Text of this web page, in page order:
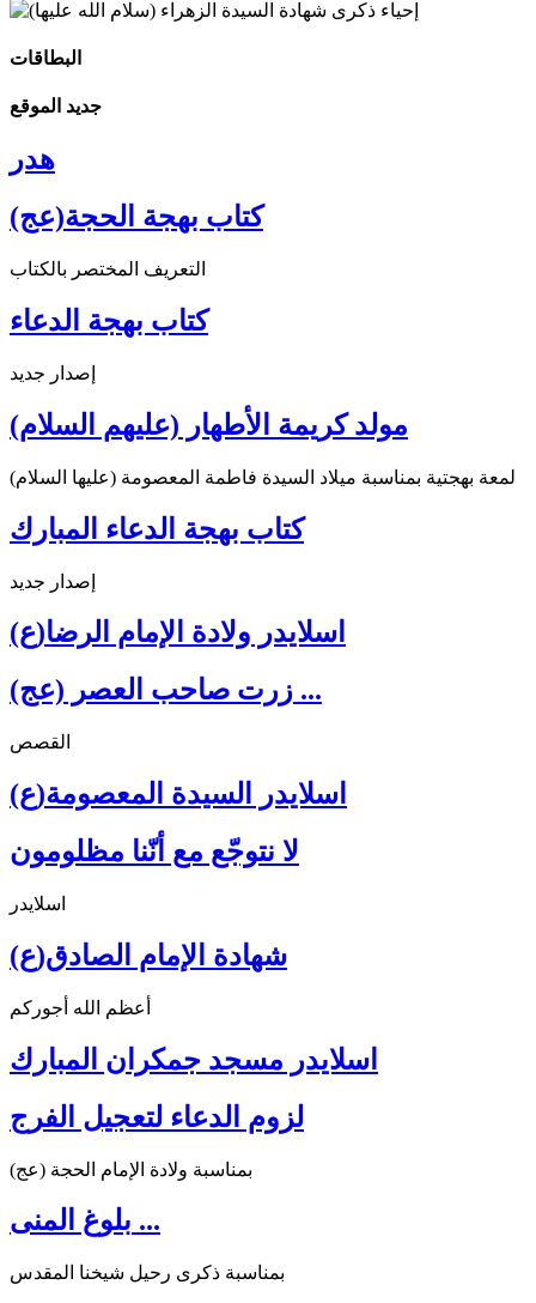
البطاقات
جديد الموقع
هدر
كتاب بهجة الحجة(عج)
التعريف المختصر بالكتاب
كتاب بهجة الدعاء
إصدار جديد
مولد كريمة الأطهار (عليهم السلام)
لمعة بهجتية بمناسبة ميلاد السيدة فاطمة المعصومة (عليها السلام)
كتاب بهجة الدعاء المبارك
إصدار جديد
اسلايدر ولادة الإمام الرضا(ع)
زرت صاحب العصر (عج) ...
القصص
اسلايدر السيدة المعصومة(ع)
لا نتوجّع مع أنّنا مظلومون
اسلايدر
شهادة الإمام الصادق(ع)
أعظم الله أجوركم
اسلايدر مسجد جمكران المبارك
لزوم الدعاء لتعجيل الفرج
بمناسبة ولادة الإمام الحجة (عج)
بلوغ المنى ...
بمناسبة ذكرى رحيل شيخنا المقدس